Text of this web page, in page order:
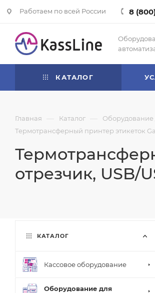
Работаем по всей России 8
КАТАЛОГ
Главная — Каталог —
Термотрансферный принтер этикеток
отрезчик, USB/
КАТАЛОГ
Кассовое оборудование
Оборудование для